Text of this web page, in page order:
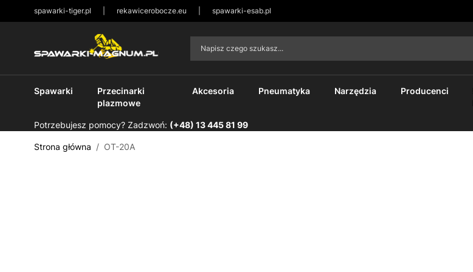
spawarki-tiger.pl rekawicerobocze.eu spawarki-esab.pl
Napisz czego szukasz...
Spawarki
Przecinarki
plazmowe
Akcesoria Pneumatyka Narzędzia Producenci
Potrzebujesz pomocy? Zadzwoń: (+48) 13 445 81 99
Strona główna / OT-20A